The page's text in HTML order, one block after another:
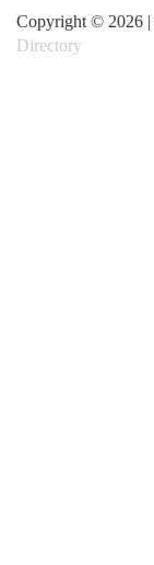
Copyright © 2026 |
Directory